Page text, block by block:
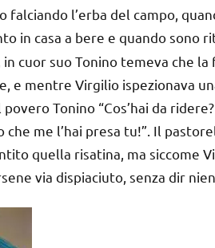
falciando l’erba del campo,
in casa a bere e quando sono
cuor suo Tonino temeva che
e mentre Virgilio ispezionava
Tonino “Cos’hai da
che me l’hai presa tu!”. Il
quella risatina, ma siccome
via dispiaciuto, senza dir